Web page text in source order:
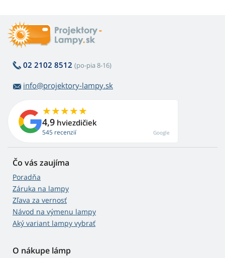
02 2102 8512 (po-pia 8-16)
info@projektory-lampy.sk
4,9 hviezdičiek
545 recenzií Google
Čo vás zaujíma
Poradňa
Záruka na lampy
Zľava za vernosť
Návod na výmenu lampy
Aký variant lampy vybrať
O nákupe lámp